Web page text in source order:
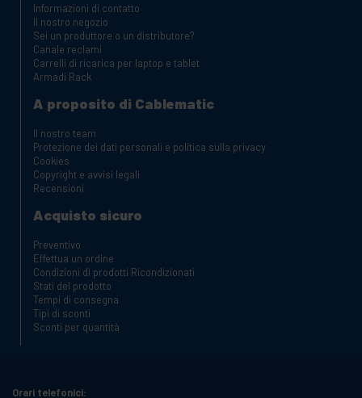
Informazioni di contatto
Il nostro negozio
Sei un produttore o un distributore?
Canale reclami
Carrelli di ricarica per laptop e tablet
Armadi Rack
A proposito di Cablematic
Il nostro team
Protezione dei dati personali e politica sulla privacy
Cookies
Copyright e avvisi legali
Recensioni
Acquisto sicuro
Preventivo
Effettua un ordine
Condizioni di prodotti Ricondizionati
Stati del prodotto
Tempi di consegna
Tipi di sconti
Sconti per quantità
Orari telefonici: